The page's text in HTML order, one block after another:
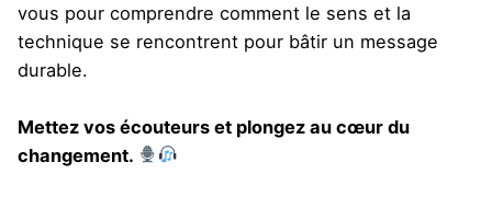
vous pour comprendre comment le sens et la
technique se rencontrent pour bâtir un message
durable.
Mettez vos écouteurs et plongez au cœur du
changement.